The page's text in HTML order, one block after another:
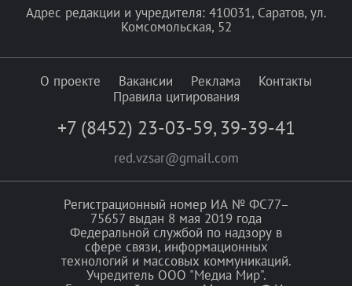
Адрес редакции и учредителя: 410031, Саратов, ул.
Комсомольская, 52
О проекте Вакансии Реклама
Контакты
Правила цитирования
+7 (8452) 23-03-59, 39-39-41
red.vzsar@gmail.com
Регистрационный номер ИА № ФС77–
75657 выдан 8 мая 2019 года
Федеральной службой по надзору в
сфере связи, информационных
технологий и массовых коммуникаций.
Учредитель ООО "Медиа Мир".